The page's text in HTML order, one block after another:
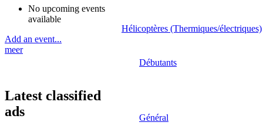
No upcoming events
available
Add an event...
meer
Latest classified
ads
Hélicoptères (Thermiques/électriques)
Débutants
Général